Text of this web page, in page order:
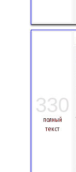
330
полный
текст